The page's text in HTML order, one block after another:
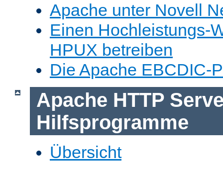
Apache unter Novell
Einen Hochleistungs-
HPUX betreiben
Die Apache EBCDIC-
Apache HTTP
Hilfsprogramme
Übersicht